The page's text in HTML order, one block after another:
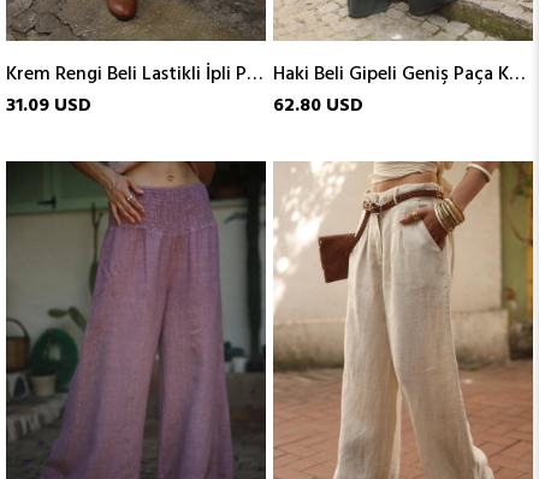
Krem Rengi Beli Lastikli İpli Pantolon
31.09 USD
Haki Beli Gipeli Geniş Paça Keten Pantolon
62.80 USD